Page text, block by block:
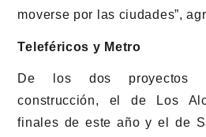
moverse por las ciudades”,
Teleféricos y Metro
De los dos proyectos
construcción, el de Los
finales de este año y el de